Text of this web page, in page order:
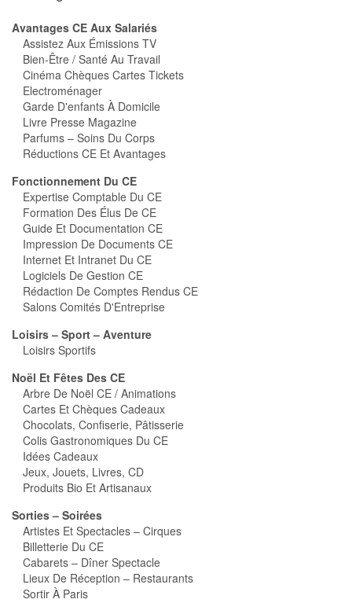
Avantages CE Aux Salariés
Assistez Aux Émissions TV
Bien-Être / Santé Au Travail
Cinéma Chèques Cartes Tickets
Electroménager
Garde D'enfants À Domicile
Livre Presse Magazine
Parfums – Soins Du Corps
Réductions CE Et Avantages
Fonctionnement Du CE
Expertise Comptable Du CE
Formation Des Élus De CE
Guide Et Documentation CE
Impression De Documents CE
Internet Et Intranet Du CE
Logiciels De Gestion CE
Rédaction De Comptes Rendus CE
Salons Comités D'Entreprise
Loisirs – Sport – Aventure
Loisirs Sportifs
Noël Et Fêtes Des CE
Arbre De Noël CE / Animations
Cartes Et Chèques Cadeaux
Chocolats, Confiserie, Pâtisserie
Colis Gastronomiques Du CE
Idées Cadeaux
Jeux, Jouets, Livres, CD
Produits Bio Et Artisanaux
Sorties – Soirées
Artistes Et Spectacles – Cirques
Billetterie Du CE
Cabarets – Dîner Spectacle
Lieux De Réception – Restaurants
Sortir À Paris